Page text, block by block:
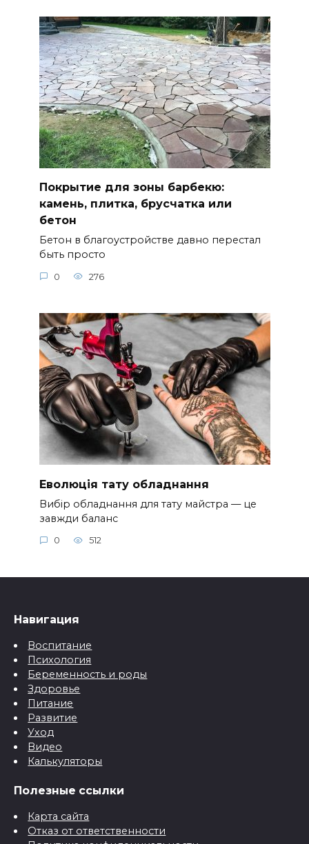
Покрытие для зоны барбекю:
камень, плитка, брусчатка или
бетон
Бетон в благоустройстве давно перестал
быть просто
0 276
Еволюція тату обладнання
Вибір обладнання для тату майстра — це
завжди баланс
0 512
Навигация
Воспитание
Психология
Беременность и роды
Здоровье
Питание
Развитие
Уход
Видео
Калькуляторы
Полезные ссылки
Карта сайта
Отказ от ответственности